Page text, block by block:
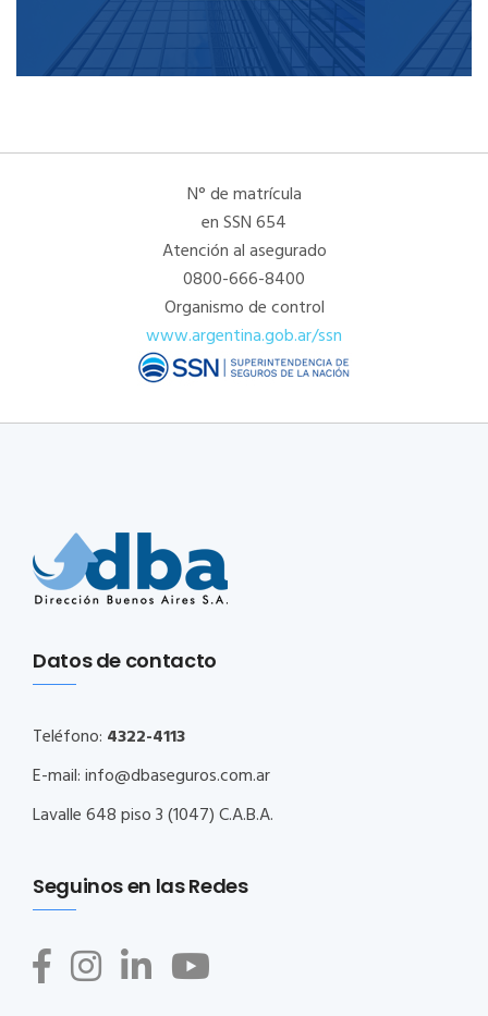
N° de matrícula
en SSN 654
Atención al asegurado
0800-666-8400
Organismo de control
www.argentina.gob.ar/ssn
Datos de contacto
Teléfono: 4322-4113
E-mail:info@dbaseguros.com.ar
Lavalle 648 piso 3 (1047) C.A.B.A.
Seguinos en las Redes